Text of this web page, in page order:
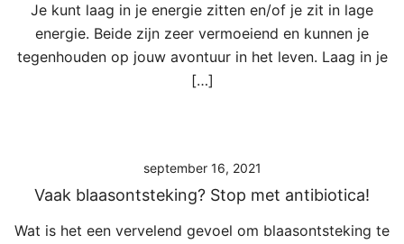
Je kunt laag in je energie zitten en/of je zit in lage
energie. Beide zijn zeer vermoeiend en kunnen je
tegenhouden op jouw avontuur in het leven. Laag in je
[…]
september 16, 2021
Vaak blaasontsteking? Stop met antibiotica!
Wat is het een vervelend gevoel om blaasontsteking te